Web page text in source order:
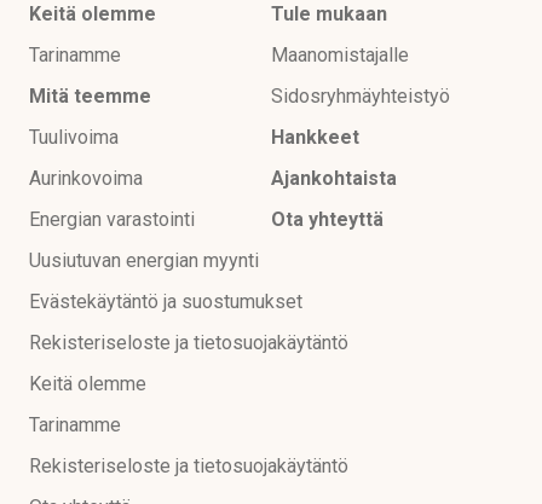
Keitä olemme
Tarinamme
Mitä teemme
Tuulivoima
Aurinkovoima
Energian varastointi
Uusiutuvan energian myynti
Tule mukaan
Maanomistajalle
Sidosryhmäyhteistyö
Hankkeet
Ajankohtaista
Ota yhteyttä
Evästekäytäntö ja suostumukset
Rekisteriseloste ja tietosuojakäytäntö
Keitä olemme
Tarinamme
Rekisteriseloste ja tietosuojakäytäntö